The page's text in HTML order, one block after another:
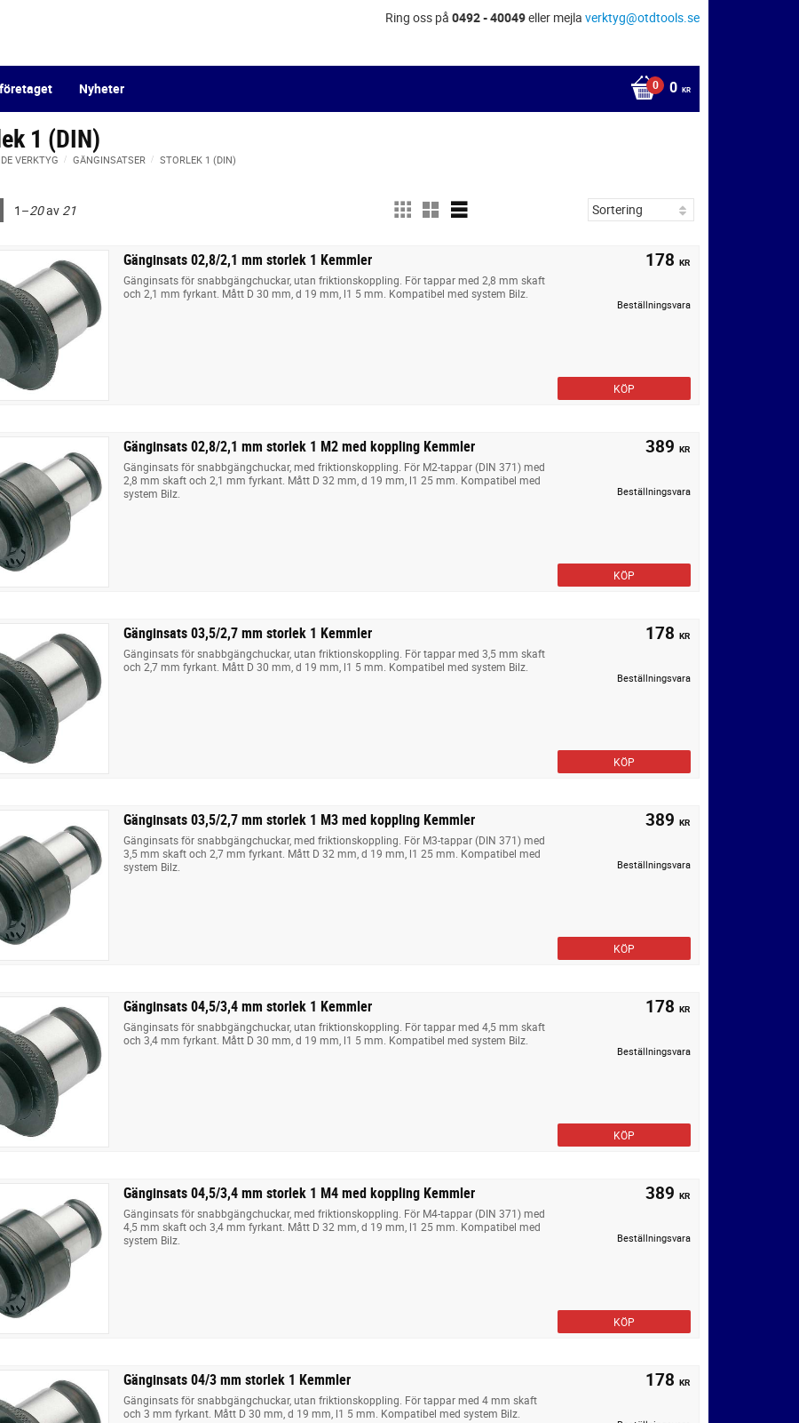
Ring oss på 0492 - 40049eller mejla verktyg@otdtools.se
Nyheter 0 KR
1 (DIN)
VERKTYG GÄNGINSATSER STORLEK 1 (DIN)
1–20av 21
Gänginsats 02,8/2,1 mm storlek 1 Kemmler
Gänginsats för snabbgängchuckar, utan friktionskoppling. För tappar med 2,8 mm skaft
och 2,1 mm fyrkant. Mått D 30 mm, d 19 mm, l1 5 mm. Kompatibel med system Bilz.
178 KR
Beställningsvara
KÖP
Gänginsats 02,8/2,1 mm storlek 1 M2 med koppling Kemmler
Gänginsats för snabbgängchuckar, med friktionskoppling. För M2-tappar (DIN 371) med
2,8 mm skaft och 2,1 mm fyrkant. Mått D 32 mm, d 19 mm, l1 25 mm. Kompatibel med
system Bilz.
389 KR
Beställningsvara
KÖP
Gänginsats 03,5/2,7 mm storlek 1 Kemmler
Gänginsats för snabbgängchuckar, utan friktionskoppling. För tappar med 3,5 mm skaft
och 2,7 mm fyrkant. Mått D 30 mm, d 19 mm, l1 5 mm. Kompatibel med system Bilz.
178 KR
Beställningsvara
KÖP
Gänginsats 03,5/2,7 mm storlek 1 M3 med koppling Kemmler
Gänginsats för snabbgängchuckar, med friktionskoppling. För M3-tappar (DIN 371) med
3,5 mm skaft och 2,7 mm fyrkant. Mått D 32 mm, d 19 mm, l1 25 mm. Kompatibel med
system Bilz.
389 KR
Beställningsvara
KÖP
Gänginsats 04,5/3,4 mm storlek 1 Kemmler
Gänginsats för snabbgängchuckar, utan friktionskoppling. För tappar med 4,5 mm skaft
och 3,4 mm fyrkant. Mått D 30 mm, d 19 mm, l1 5 mm. Kompatibel med system Bilz.
178 KR
Beställningsvara
KÖP
Gänginsats 04,5/3,4 mm storlek 1 M4 med koppling Kemmler
Gänginsats för snabbgängchuckar, med friktionskoppling. För M4-tappar (DIN 371) med
4,5 mm skaft och 3,4 mm fyrkant. Mått D 32 mm, d 19 mm, l1 25 mm. Kompatibel med
system Bilz.
389 KR
Beställningsvara
KÖP
Gänginsats 04/3 mm storlek 1 Kemmler
Gänginsats för snabbgängchuckar, utan friktionskoppling. För tappar med 4 mm skaft
och 3 mm fyrkant. Mått D 30 mm, d 19 mm, l1 5 mm. Kompatibel med system Bilz.
178 KR